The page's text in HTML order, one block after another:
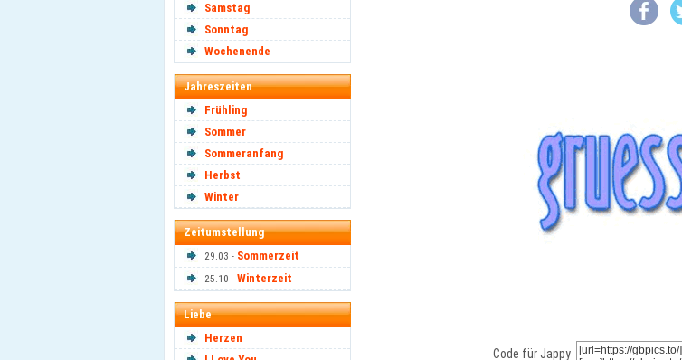
Samstag
Sonntag
Wochenende
Jahreszeiten
Frühling
Sommer
Sommeranfang
Herbst
Winter
Zeitumstellung
29.03 - Sommerzeit
25.10 - Winterzeit
Liebe
Herzen
Code für Jappy